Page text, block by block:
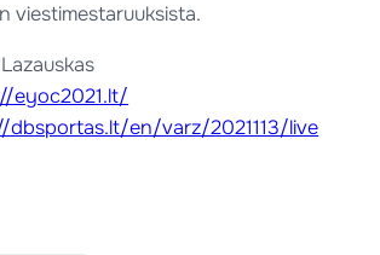
viestimestaruuksista.
eyoc2021.lt/
dbsportas.lt/en/varz/2021113/live